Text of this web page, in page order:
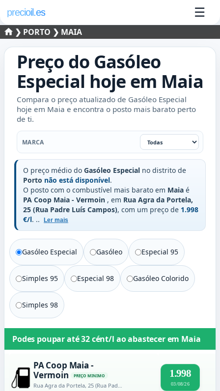
precioil.es ☰
❯ PORTO ❯ MAIA
Preço do Gasóleo
Especial hoje em Maia
Compara o preço atualizado de Gasóleo Especial
hoje em Maia e encontra o posto mais barato perto
de ti.
Marca
MARCA
O preço médio do Gasóleo Especial no distrito de
Porto não está disponível.
O posto com o combustível mais barato em Maia é
PA Coop Maia - Vermoin , em Rua Agra da Portela,
25 (Rua Padre Luís Campos), com um preço de 1.998
€/l. .. Ler mais
Gasóleo Especial Gasóleo Especial 95
Simples 95 Especial 98 Gasóleo Colorido
Simples 98
Podes poupar até32 cént/l ao abastecer em Maia
PA Coop Maia -
Vermoin
PREÇO MINIMO
Rua Agra da Portela, 25 (Rua Padre Luís Campos)
1.998
03/08/26